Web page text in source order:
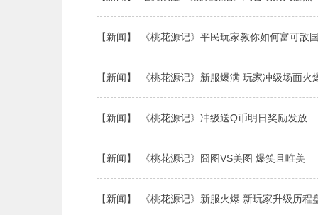
【新闻】 《桃花源记》平民玩家教你如何富可敌
【新闻】 《桃花源记》新服爆满 玩家冲级场面火
【新闻】 《桃花源记》冲级送Q币明日奖励发放
【新闻】 《桃花源记》囧图VS美图 爆笑且唯美
【新闻】 《桃花源记》新服火爆 新玩家升级历程